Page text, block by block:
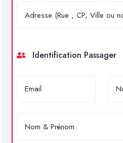
Identification Passager